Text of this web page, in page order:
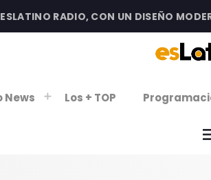
RADIO, CON UN DISEÑO
News Los + TOP